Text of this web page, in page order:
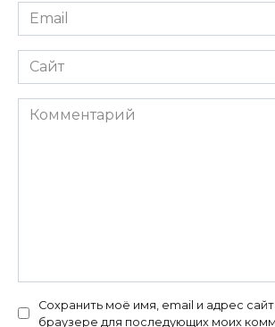
Email
*
Сайт
Комментарий
Сохранить моё имя, email и адрес
браузере для последующих моих